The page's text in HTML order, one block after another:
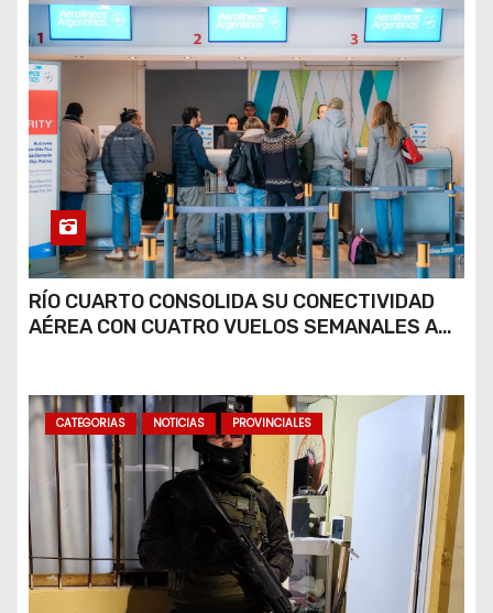
RÍO CUARTO CONSOLIDA SU CONECTIVIDAD
AÉREA CON CUATRO VUELOS SEMANALES A
CATEGORIAS NOTICIAS PROVINCIALES